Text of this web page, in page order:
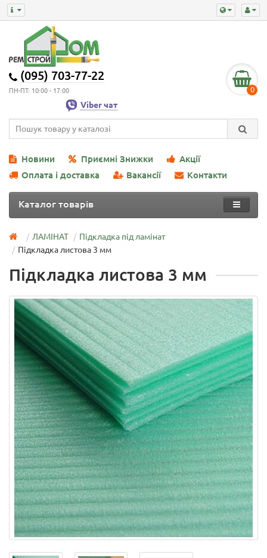
(095) 703-77-22
ПН-ПТ: 10:00 - 17:00
Viber чат
0
Новини Приємні Знижки
Акції
Оплата і доставка
Вакансії Контакти
Каталог товарів
ЛАМІНАТ
Підкладка під ламінат
Підкладка листова 3 мм
Підкладка листова 3 мм